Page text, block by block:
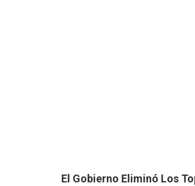
El Gobierno Eliminó Los